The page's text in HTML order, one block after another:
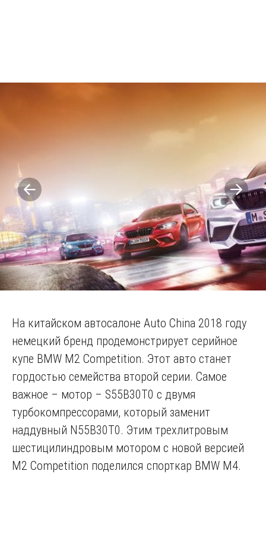
На китайском автосалоне Auto China 2018 году
немецкий бренд продемонстрирует серийное
купе BMW M2 Competition. Этот авто станет
гордостью семейства второй серии. Самое
важное – мотор – S55B30T0 с двумя
турбокомпрессорами, который заменит
наддувный N55B30T0. Этим трехлитровым
шестицилиндровым мотором с новой версией
M2 Competition поделился спорткар BMW M4.